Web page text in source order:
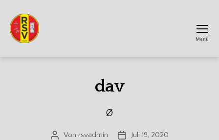
Menü
dav
Ø
Beitragsautor
Von rsvadmin Veröffentlichungsdatum
Juli 19, 2020